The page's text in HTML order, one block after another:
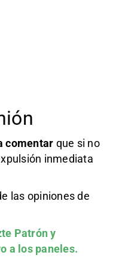
comentar que si no
inmediata
las opiniones de
Patróny
a los paneles.